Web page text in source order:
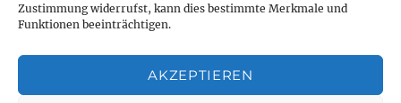
Zustimmung widerrufst, kann dies bestimmte Merkmale und
Funktionen beeinträchtigen.
AKZEPTIEREN
Feed